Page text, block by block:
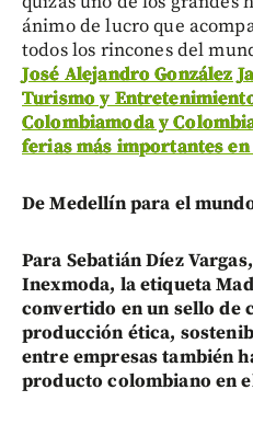
ánimo de lucro que
todos los rincones del
José Alejandro González
Turismo y
Colombiamoda y
ferias más importantes
De Medellín para el
Para Sebatián Díez
Inexmoda, la etiqueta
convertido en un sello de
producción ética,
entre empresas también
producto colombiano en